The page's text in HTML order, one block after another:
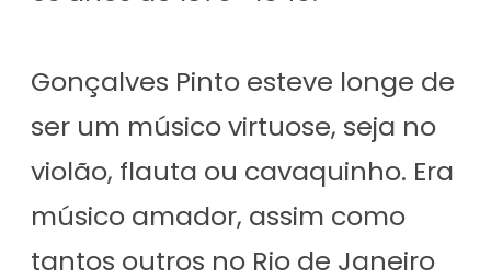
Gonçalves Pinto esteve longe de
ser um músico virtuose, seja no
violão, flauta ou cavaquinho. Era
músico amador, assim como
tantos outros no Rio de Janeiro